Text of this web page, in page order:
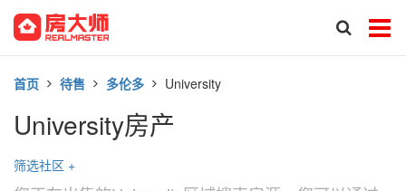
首页 待售 多伦多 University
University房产
筛选社区 +